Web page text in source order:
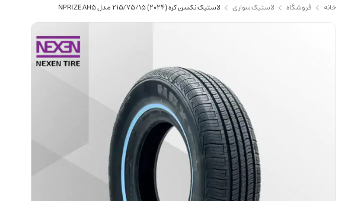
خانه فروشگاه لاستیک سواری لاستیک نکسن کره (2024) 215/75/15 مدل NPRIZE AH5